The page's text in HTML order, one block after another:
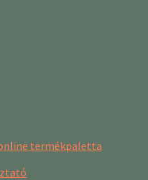
termékpaletta